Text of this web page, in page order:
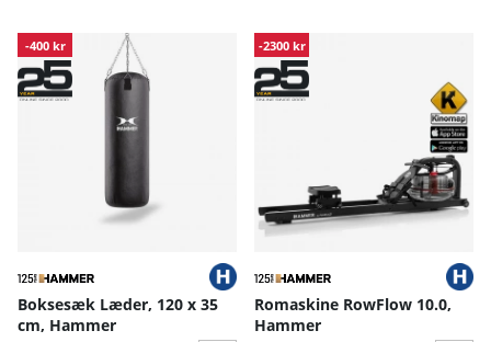
-400 kr
Boksesæk Læder, 120 x 35
cm, Hammer
-2300 kr
Romaskine RowFlow 10.0,
Hammer